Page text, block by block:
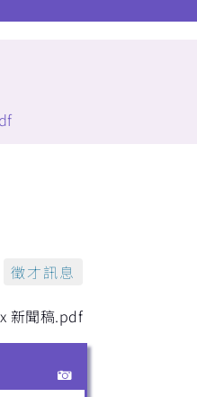
徵才訊息
新聞稿.pdf